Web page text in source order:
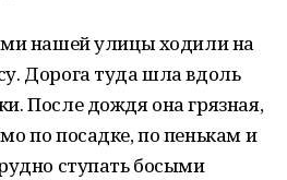
нашей улицы ходили на
Дорога туда шла вдоль
После дождя она грязная,
по посадке, по пенькам и
ступать босыми